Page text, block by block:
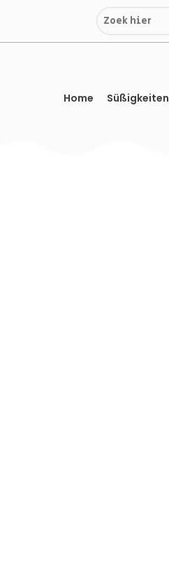
springen
Home Süßigkeiten